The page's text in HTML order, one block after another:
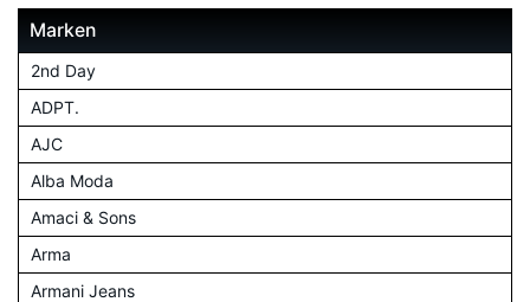
Marken
2nd Day
ADPT.
AJC
Alba Moda
Amaci & Sons
Arma
Armani Jeans